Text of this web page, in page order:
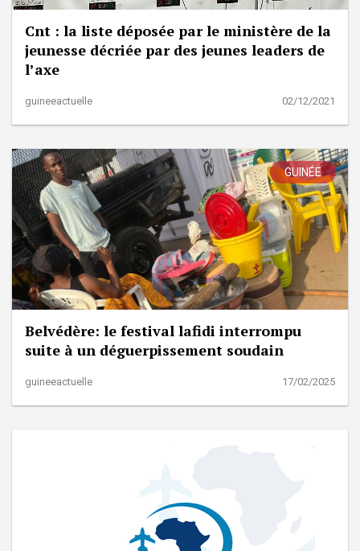
Cnt : la liste déposée par le ministère de la
jeunesse décriée par des jeunes leaders de
l’axe
guineeactuelle 02/12/2021
GUINÉE
Belvédère: le festival lafidi interrompu
suite à un déguerpissement soudain
guineeactuelle 17/02/2025